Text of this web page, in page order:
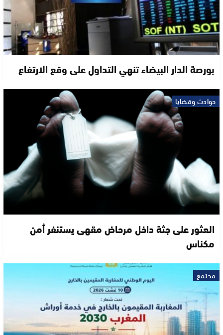
بورصة الدار البيضاء تنهي التداول على وقع الارتفاع
حوادث وقضايا
العثور على جثة داخل مرحاض مقهى يستنفر أمن
مكناس
مجتمع